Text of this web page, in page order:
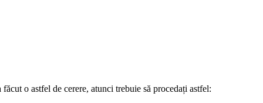
o astfel de cerere, atunci trebuie să procedați astfel: